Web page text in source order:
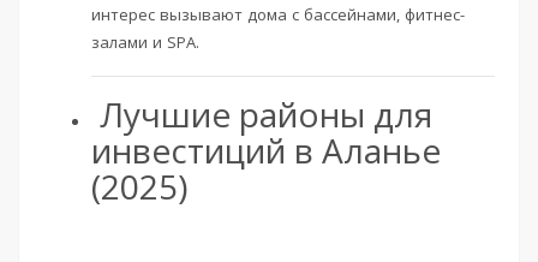
интерес вызывают дома с бассейнами, фитнес-
залами и SPA.
Лучшие районы для
инвестиций в Аланье
(2025)